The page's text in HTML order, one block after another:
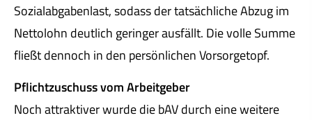
Sozialabgabenlast, sodass der tatsächliche Abzug im
Nettolohn deutlich geringer ausfällt. Die volle Summe
fließt dennoch in den persönlichen Vorsorgetopf.
Pflichtzuschuss vom Arbeitgeber
Noch attraktiver wurde die bAV durch eine weitere